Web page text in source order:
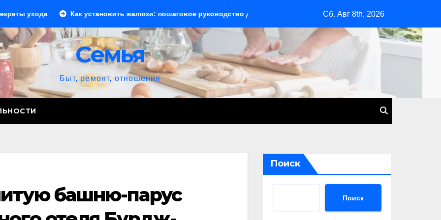
Как установить жалюзи: пошаговое руководство для начинающих Сочи: курортный рай на черноморском
Сб. Авг 8th, 2026
Семья
Быт, ремонт, отношения
башню-парус
Поиск
Поиск